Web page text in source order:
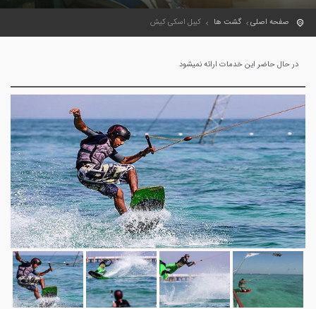
صفحه اصلی گشت ها کیبل اسکی کیش
در حال حاضر این خدمات ارائه نمیشود